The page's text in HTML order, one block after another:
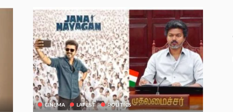
CINEMA LATEST POLITICS